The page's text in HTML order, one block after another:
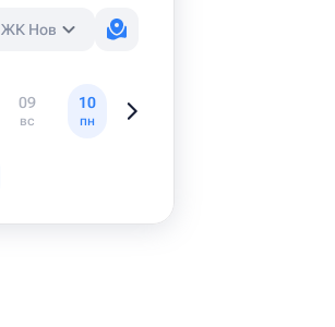
ЖК Новое Медведково
09
вс
10
пн